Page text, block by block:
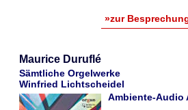
»zur
Maurice Duruflé
Sämtliche Orgelwerke
Winfried Lichtscheidel
Ambiente-Audio